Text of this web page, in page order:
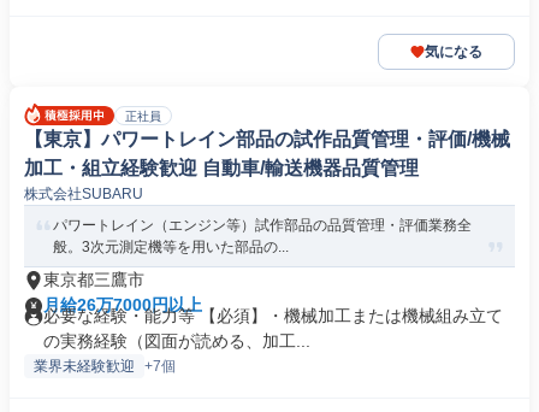
気になる
正社員
【東京】パワートレイン部品の試作品質管理・評価/機械
加工・組立経験歓迎 自動車/輸送機器品質管理
株式会社SUBARU
パワートレイン（エンジン等）試作部品の品質管理・評価業務全
般。3次元測定機等を用いた部品の...
東京都三鷹市
月給26万7000円以上
必要な経験・能力等 【必須】・機械加工または機械組み立て
の実務経験（図面が読める、加工...
業界未経験歓迎 +7個